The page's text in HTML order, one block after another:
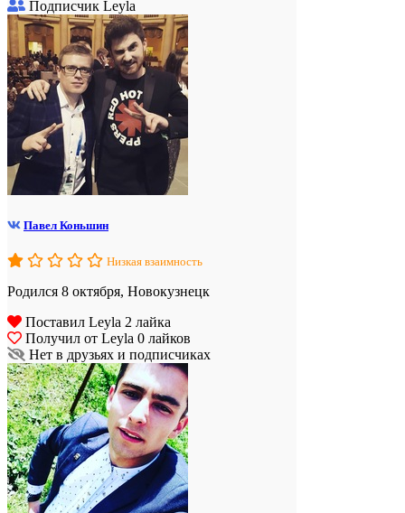
Подписчик Leyla
Павел Коньшин
Низкая взаимность
Родился 8 октября, Новокузнецк
Поставил Leyla 2 лайка
Получил от Leyla 0 лайков
Нет в друзьях и подписчиках